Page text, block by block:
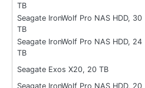
TB
Seagate IronWolf Pro NAS HDD, 30
TB
Seagate IronWolf Pro NAS HDD, 24
TB
Seagate Exos X20, 20 TB
Seagate IronWolf Pro NAS HDD, 20